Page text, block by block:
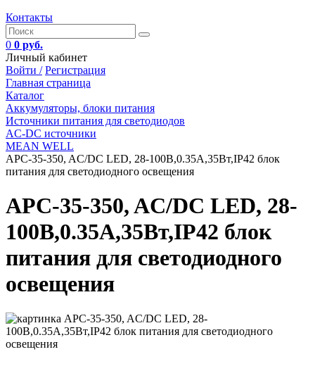
Контакты
0 0 руб.
Личный кабинет
Войти / Регистрация
Главная страница
Каталог
Аккумуляторы, блоки питания
Источники питания для светодиодов
AC-DC источники
MEAN WELL
APC-35-350, AC/DC LED, 28-100В,0.35А,35Вт,IP42 блок
питания для светодиодного освещения
APC-35-350, AC/DC LED, 28-
100В,0.35А,35Вт,IP42 блок
питания для светодиодного
освещения